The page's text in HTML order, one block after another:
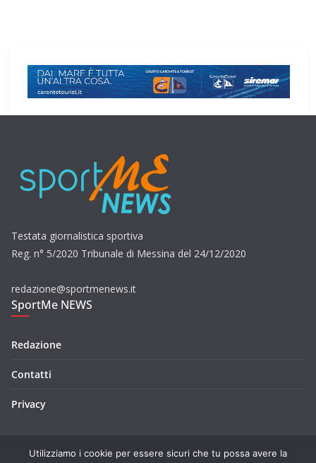
Testata giornalistica sportiva
Reg. n° 5/2020 Tribunale di Messina del 24/12/2020
redazione@sportmenews.it
SportMe NEWS
Redazione
Contatti
Privacy
Utilizziamo i cookie per essere sicuri che tu possa avere la